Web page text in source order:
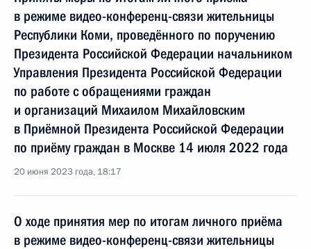
в режиме видео-конференц-связи жительницы
Республики Коми, проведённого по поручению
Президента Российской Федерации начальником
Управления Президента Российской Федерации
по работе с обращениями граждан
и организаций Михаилом Михайловским
в Приёмной Президента Российской Федерации
по приёму граждан в Москве 14 июля 2022 года
20 июня 2023 года, 18:17
О ходе принятия мер по итогам личного приёма
в режиме видео-конференц-связи жительницы